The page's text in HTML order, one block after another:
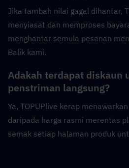
Jika tambah nilai gagal dihantar,
menyiasat dan memproses
menghantar semula pesanan
Balik kami.
Adakah terdapat diskaun
penstriman langsung?
Ya, TOPUPlive kerap
daripada harga rasmi merentas
semak setiap halaman produk